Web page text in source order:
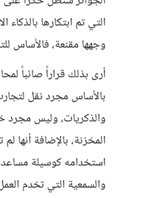
التي تم ابتكارها
وجهها مقنعة، فالأساس
أرى بذلك قراراً صائباً
بالأساس مجرد نقل
والذكريات، وليس مجرد
المخزنة، بالإضافة أنها
استخدامه كوسيلة
والسمعية التي تخدم